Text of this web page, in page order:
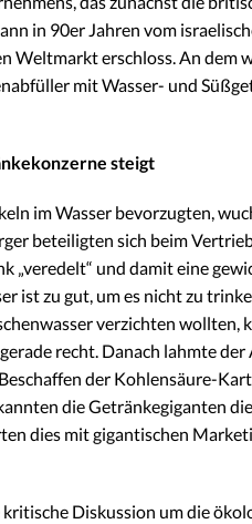
in 90er Jahren vom
Weltmarkt erschloss. An dem
mit Wasser- und
steigt
im Wasser bevorzugten,
beteiligten sich beim
„veredelt“ und damit eine
ist zu gut, um es nicht zu
verzichten wollten,
recht. Danach lahmte der
der Kohlensäure-
die Getränkegiganten
dies mit gigantischen
Diskussion um die